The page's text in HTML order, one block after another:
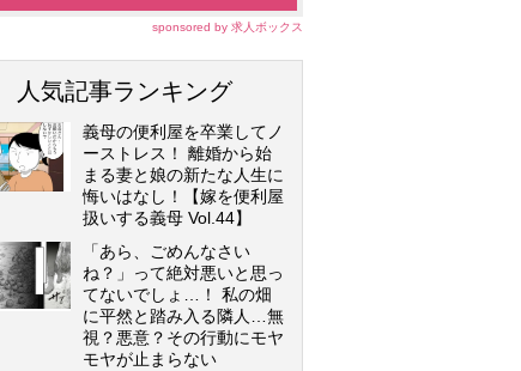
sponsored by 求人ボックス
人気記事ランキング
義母の便利屋を卒業してノ
ーストレス！ 離婚から始
まる妻と娘の新たな人生に
悔いはなし！【嫁を便利屋
扱いする義母 Vol.44】
「あら、ごめんなさい
ね？」って絶対悪いと思っ
てないでしょ…！ 私の畑
に平然と踏み入る隣人…無
視？悪意？その行動にモヤ
モヤが止まらない